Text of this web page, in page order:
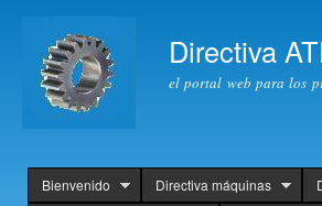
Directiva
el portal web para los
header
Bienvenido Directiva máquinas